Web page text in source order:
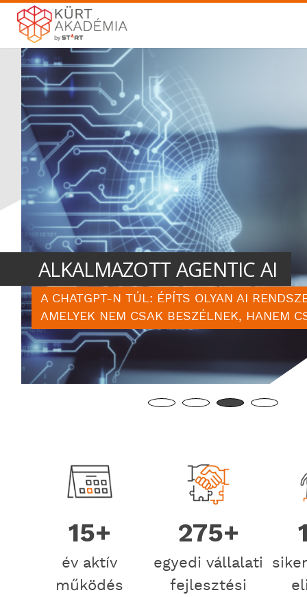
ALKALMAZOTT AGENTIC AI
A CHATGPT-N TÚL: ÉPÍTS OLYAN AI
AMELYEK NEM CSAK BESZÉLNEK, HANEM
15+
év aktív
működés
275+
egyedi vállalati
fejlesztési